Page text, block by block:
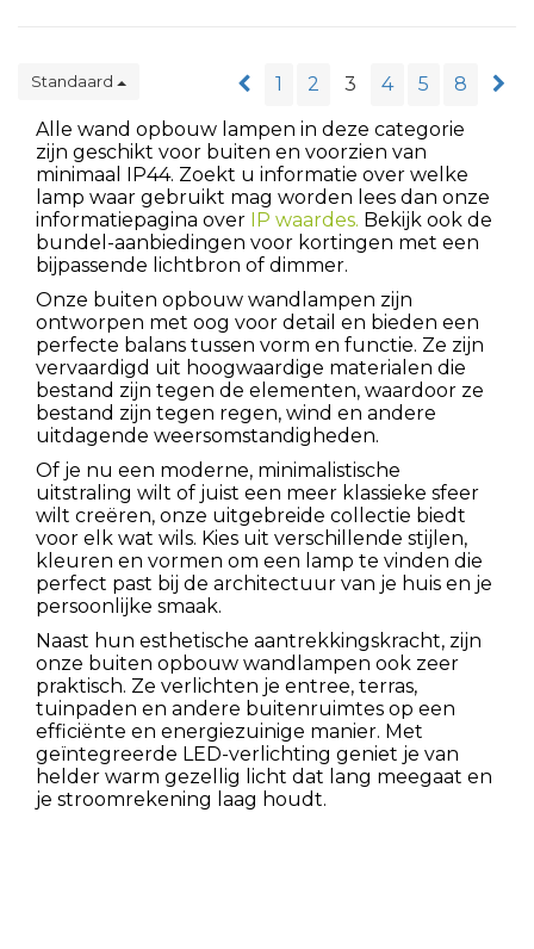
Standaard 1 2 3 4 5
8
Alle wand opbouw lampen in deze categorie
zijn geschikt voor buiten en voorzien van
minimaal IP44. Zoekt u informatie over welke
lamp waar gebruikt mag worden lees dan onze
informatiepagina over IP waardes. Bekijk ook de
bundel-aanbiedingen voor kortingen met een
bijpassende lichtbron of dimmer.
Onze buiten opbouw wandlampen zijn
ontworpen met oog voor detail en bieden een
perfecte balans tussen vorm en functie. Ze zijn
vervaardigd uit hoogwaardige materialen die
bestand zijn tegen de elementen, waardoor ze
bestand zijn tegen regen, wind en andere
uitdagende weersomstandigheden.
Of je nu een moderne, minimalistische
uitstraling wilt of juist een meer klassieke sfeer
wilt creëren, onze uitgebreide collectie biedt
voor elk wat wils. Kies uit verschillende stijlen,
kleuren en vormen om een lamp te vinden die
perfect past bij de architectuur van je huis en je
persoonlijke smaak.
Naast hun esthetische aantrekkingskracht, zijn
onze buiten opbouw wandlampen ook zeer
praktisch. Ze verlichten je entree, terras,
tuinpaden en andere buitenruimtes op een
efficiënte en energiezuinige manier. Met
geïntegreerde LED-verlichting geniet je van
helder warm gezellig licht dat lang meegaat en
je stroomrekening laag houdt.